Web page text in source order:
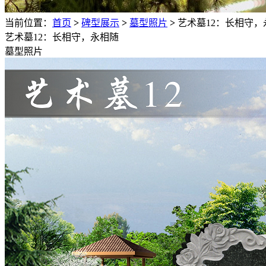
当前位置： 首页 > 碑型展示 > 墓型照片 > 艺术墓12：长相守，
艺术墓12：长相守，永相随
墓型照片